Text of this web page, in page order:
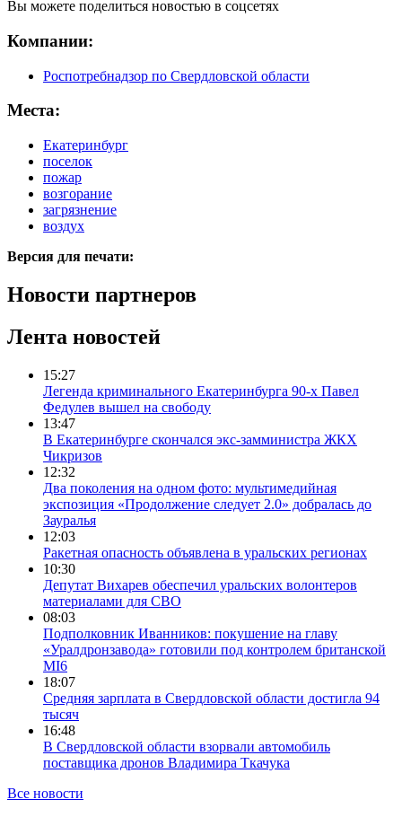
Вы можете поделиться новостью в соцсетях
Компании:
Роспотребнадзор по Свердловской области
Места:
Екатеринбург
поселок
пожар
возгорание
загрязнение
воздух
Версия для печати:
Новости партнеров
Лента новостей
15:27
Легенда криминального Екатеринбурга 90-х Павел
Федулев вышел на свободу
13:47
В Екатеринбурге скончался экс-замминистра ЖКХ
Чикризов
12:32
Два поколения на одном фото: мультимедийная
экспозиция «Продолжение следует 2.0» добралась до
Зауралья
12:03
Ракетная опасность объявлена в уральских регионах
10:30
Депутат Вихарев обеспечил уральских волонтеров
материалами для СВО
08:03
Подполковник Иванников: покушение на главу
«Уралдронзавода» готовили под контролем британской
MI6
18:07
Средняя зарплата в Свердловской области достигла 94
тысяч
16:48
В Свердловской области взорвали автомобиль
поставщика дронов Владимира Ткачука
Все новости